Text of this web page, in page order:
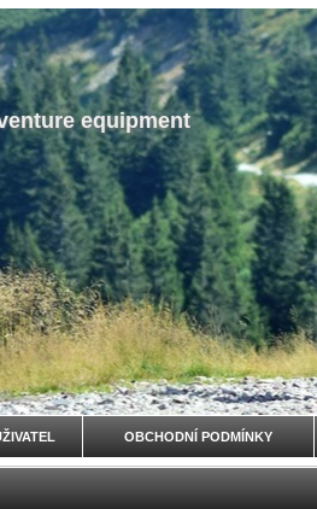
equipment
OBCHODNÍ PODMÍNKY